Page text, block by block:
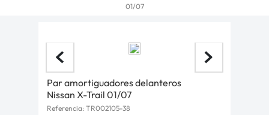
01/07
Par amortiguadores delanteros
Nissan X-Trail 01/07
Referencia: TR002105-38